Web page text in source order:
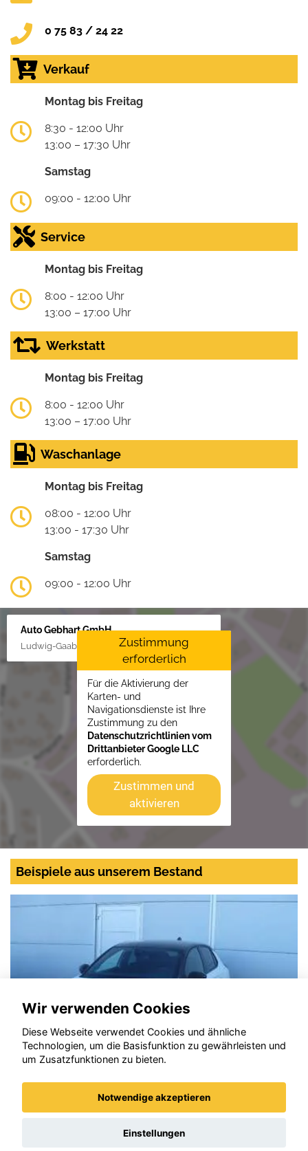
0 75 83 / 24 22
Verkauf
Montag bis Freitag
8:30 - 12:00 Uhr
13:00 – 17:30 Uhr
Samstag
09:00 - 12:00 Uhr
Service
Montag bis Freitag
8:00 - 12:00 Uhr
13:00 – 17:00 Uhr
Werkstatt
Montag bis Freitag
8:00 - 12:00 Uhr
13:00 – 17:00 Uhr
Waschanlage
Montag bis Freitag
08:00 - 12:00 Uhr
13:00 - 17:30 Uhr
Samstag
09:00 - 12:00 Uhr
Auto Gebhart GmbH
Ludwig-Gaab-Str. 4, 88427 Bad Schussenried
Zustimmung
erforderlich
Für die Aktivierung der
Karten- und
Navigationsdienste ist Ihre
Zustimmung zu den
Datenschutzrichtlinien vom
Drittanbieter Google LLC
erforderlich.
Zustimmen und
aktivieren
Beispiele aus unserem Bestand
Wir verwenden Cookies
Diese Webseite verwendet Cookies und ähnliche
Technologien, um die Basisfunktion zu gewährleisten und
um Zusatzfunktionen zu bieten.
Notwendige akzeptieren
Einstellungen